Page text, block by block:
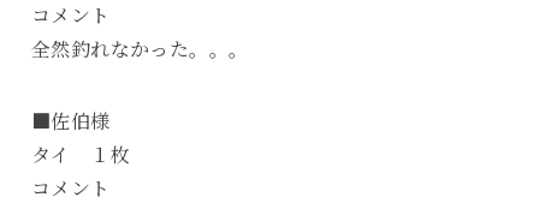
コメント
全然釣れなかった。。。
■佐伯様
タイ １枚
コメント